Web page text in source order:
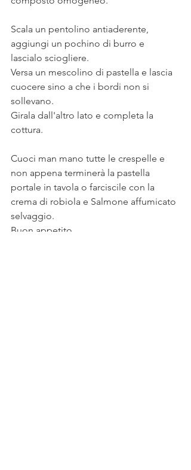
Scala un pentolino antiaderente,
aggiungi un pochino di burro e
lascialo sciogliere.
Versa un mescolino di pastella e lascia
cuocere sino a che i bordi non si
sollevano.
Girala dall'altro lato e completa la
cottura.
Cuoci man mano tutte le crespelle e
non appena terminerà la pastella
portale in tavola o farciscile con la
crema di robiola e Salmone affumicato
selvaggio.
Buon appetito